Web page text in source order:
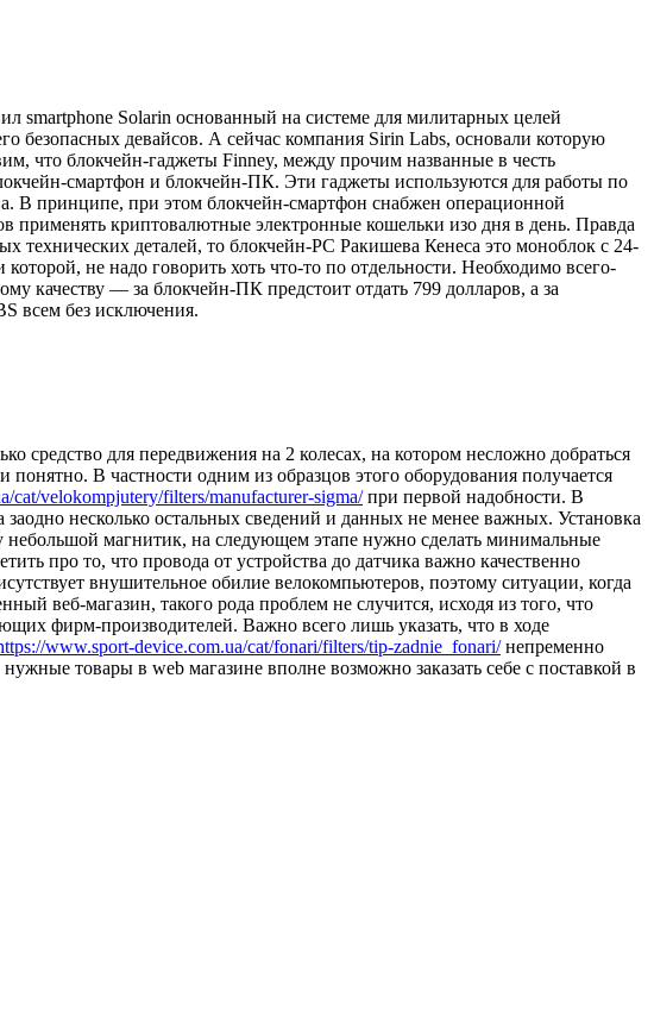
smartphone Solarin основанный на системе для милитарных целей
безопасных девайсов. А сейчас компания Sirin Labs, основали которую
что блокчейн-гаджеты Finney, между прочим названные в честь
смартфон и блокчейн-ПК. Эти гаджеты используются для работы по
В принципе, при этом блокчейн-смартфон снабжен операционной
применять криптовалютные электронные кошельки изо дня в день. Правда
деталей, то блокчейн-PC Ракишева Кенеса это моноблок с 24-
не надо говорить хоть что-то по отдельности. Необходимо всего-
качеству — за блокчейн-ПК предстоит отдать 799 долларов, а за
всем без исключения.
средство для передвижения на 2 колесах, на котором несложно добраться
понятно. В частности одним из образцов этого оборудования получается
cat/velokompjutery/filters/manufacturer-sigma/при первой надобности. В
несколько остальных сведений и данных не менее важных. Установка
небольшой магнитик, на следующем этапе нужно сделать минимальные
про то, что провода от устройства до датчика важно качественно
внушительное обилие велокомпьютеров, поэтому ситуации, когда
веб-магазин, такого рода проблем не случится, исходя из того, что
фирм-производителей. Важно всего лишь указать, что в ходе
www.sport-device.com.ua/cat/fonari/filters/tip-zadnie_fonari/непременно
товары в web магазине вполне возможно заказать себе с поставкой в